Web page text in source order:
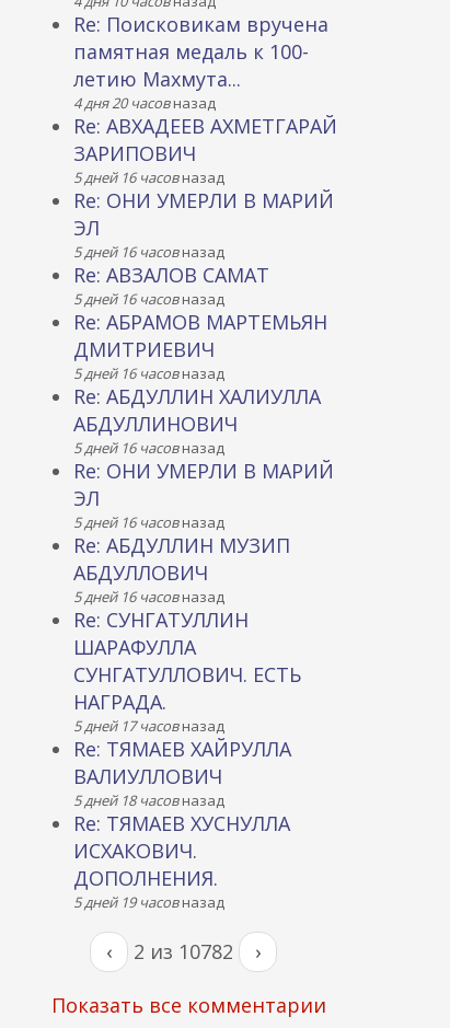
Re: Поисковикам вручена
памятная медаль к 100-
летию Махмута...
4 дня 20 часовназад
Re: АВХАДЕЕВ АХМЕТГАРАЙ
ЗАРИПОВИЧ
5 дней 16 часовназад
Re: ОНИ УМЕРЛИ В МАРИЙ
ЭЛ
5 дней 16 часовназад
Re: АВЗАЛОВ САМАТ
5 дней 16 часовназад
Re: АБРАМОВ МАРТЕМЬЯН
ДМИТРИЕВИЧ
5 дней 16 часовназад
Re: АБДУЛЛИН ХАЛИУЛЛА
АБДУЛЛИНОВИЧ
5 дней 16 часовназад
Re: ОНИ УМЕРЛИ В МАРИЙ
ЭЛ
5 дней 16 часовназад
Re: АБДУЛЛИН МУЗИП
АБДУЛЛОВИЧ
5 дней 16 часовназад
Re: СУНГАТУЛЛИН
ШАРАФУЛЛА
СУНГАТУЛЛОВИЧ. ЕСТЬ
НАГРАДА.
5 дней 17 часовназад
Re: ТЯМАЕВ ХАЙРУЛЛА
ВАЛИУЛЛОВИЧ
5 дней 18 часовназад
Re: ТЯМАЕВ ХУСНУЛЛА
ИСХАКОВИЧ.
ДОПОЛНЕНИЯ.
5 дней 19 часовназад
‹ 2 из 10782 ›
Показать все комментарии